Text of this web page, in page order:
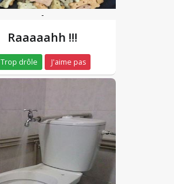
-
Raaaaahh !!!
Trop drôle J'aime pas